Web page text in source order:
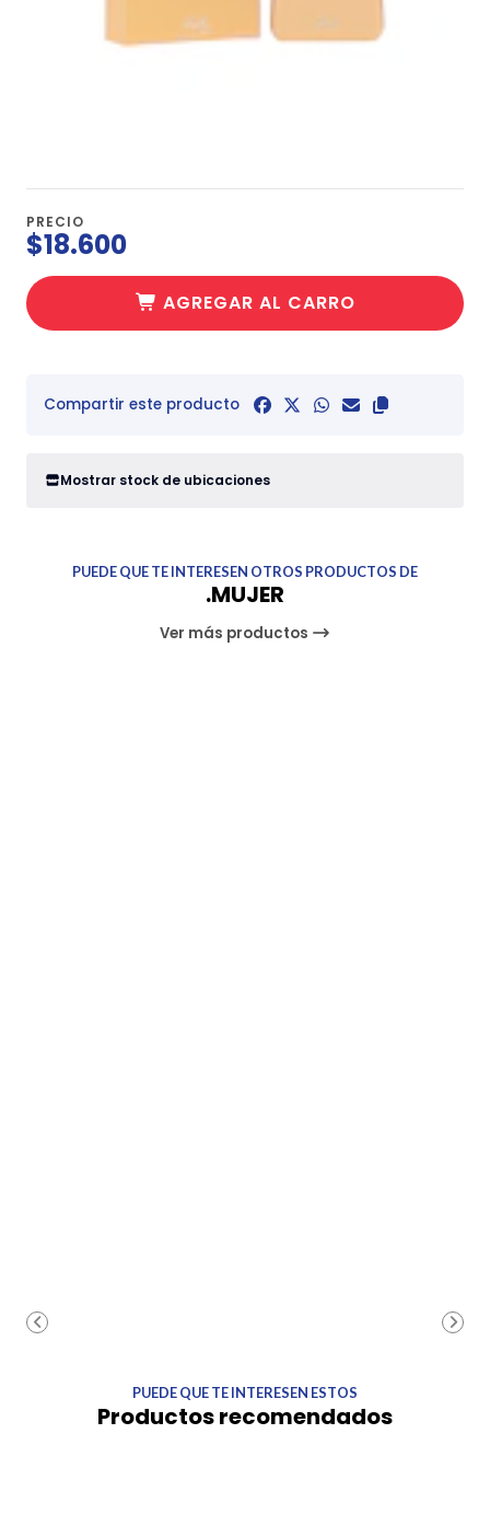
PRECIO
$18.600
AGREGAR AL CARRO
Compartir este producto
Mostrar stock de ubicaciones
PUEDE QUE TE INTERESEN OTROS PRODUCTOS DE
.MUJER
Ver más productos
PUEDE QUE TE INTERESEN ESTOS
Productos recomendados